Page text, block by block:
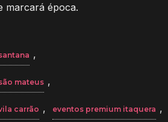
marcará época.
,
mateus ,
carrão , eventos premium itaquera ,